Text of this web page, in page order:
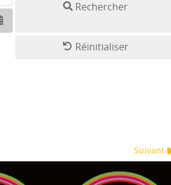
Ouvrir le calendrier
Rechercher
Réinitialiser
Suivant